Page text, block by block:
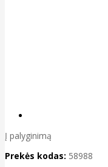
Į palyginimą
Prekės kodas: 58988